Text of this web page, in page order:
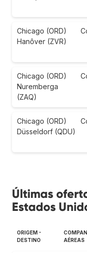
Chicago (ORD)
Hanôver (ZVR)
Chicago (ORD)
Nuremberga
(ZAQ)
Chicago (ORD)
Düsseldorf (QDU)
Últimas
Estados
ORIGEM -
DESTINO
AÉREAS